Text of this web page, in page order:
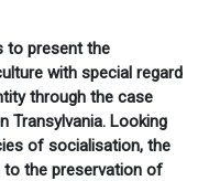
to present the
with special regard
through the case
Transylvania. Looking
of socialisation, the
the preservation of